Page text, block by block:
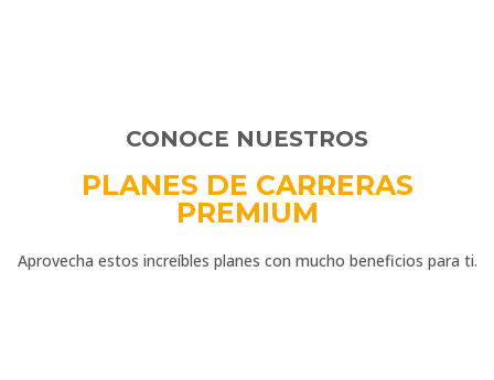
CONOCE NUESTROS
PLANES DE CARRERAS
PREMIUM
Aprovecha estos increíbles planes con mucho beneficios para ti.